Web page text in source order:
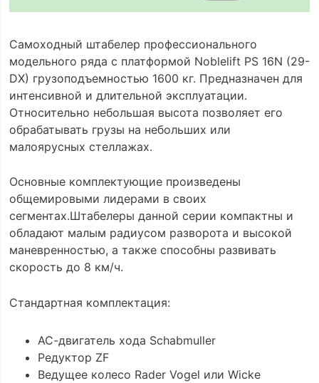
Самоходный штабелер профессионального
модельного ряда с платформой Noblelift PS 16N (29-
DX) грузоподъемностью 1600 кг. Предназначен для
интенсивной и длительной эксплуатации.
Относительно небольшая высота позволяет его
обрабатывать грузы на небольших или
малоярусных стеллажах.
Основные комплектующие произведены
общемировыми лидерами в своих
сегментах.Штабелеры данной серии компактны и
обладают малым радиусом разворота и высокой
маневренностью, а также способны развивать
скорость до 8 км/ч.
Стандартная комплектация:
АС-двигатель хода Schabmuller
Редуктор ZF
Ведущее колесо Rader Vogel или Wicke